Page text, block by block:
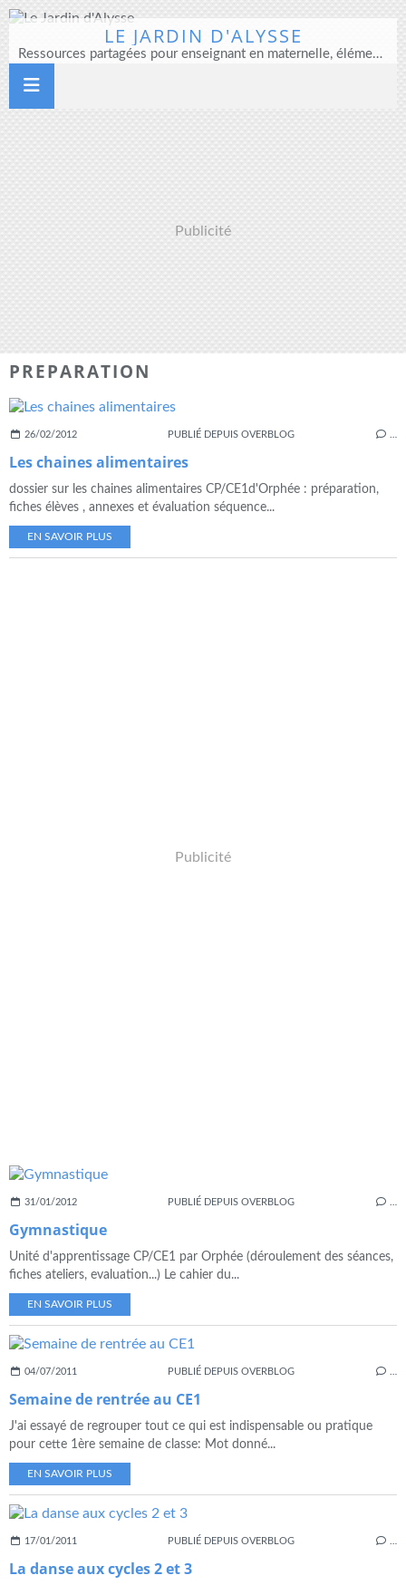
LE JARDIN D'ALYSSE
Ressources partagées pour enseignant en maternelle, élémentaire et direction d'école
Publicité
PREPARATION
26/02/2012 PUBLIÉ DEPUIS OVERBLOG
Les chaines alimentaires
dossier sur les chaines alimentaires CP/CE1d'Orphée : préparation,
fiches élèves , annexes et évaluation séquence...
EN SAVOIR PLUS
Publicité
31/01/2012 PUBLIÉ DEPUIS OVERBLOG
Gymnastique
Unité d'apprentissage CP/CE1 par Orphée (déroulement des séances,
fiches ateliers, evaluation...) Le cahier du...
EN SAVOIR PLUS
04/07/2011 PUBLIÉ DEPUIS OVERBLOG
Semaine de rentrée au CE1
J'ai essayé de regrouper tout ce qui est indispensable ou pratique
pour cette 1ère semaine de classe: Mot donné...
EN SAVOIR PLUS
17/01/2011 PUBLIÉ DEPUIS OVERBLOG
La danse aux cycles 2 et 3